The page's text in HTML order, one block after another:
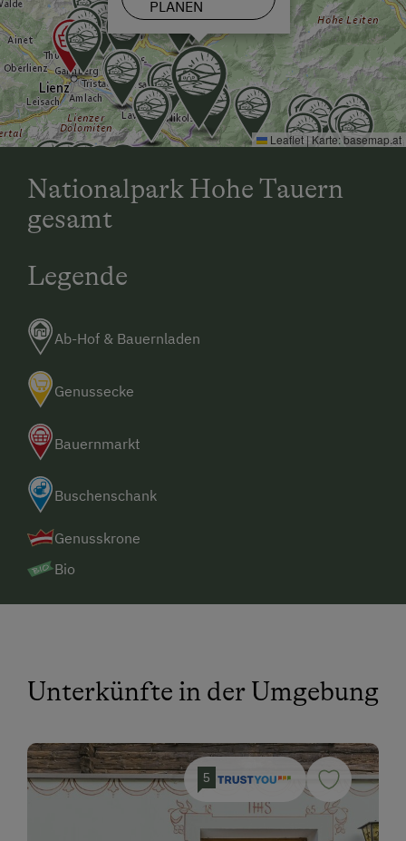
PLANEN
Leaflet | Karte:basemap.at
Nationalpark Hohe Tauern
gesamt
Legende
Ab-Hof & Bauernladen
Genussecke
Bauernmarkt
Buschenschank
Genusskrone
Bio
Unterkünfte in der Umgebung
5